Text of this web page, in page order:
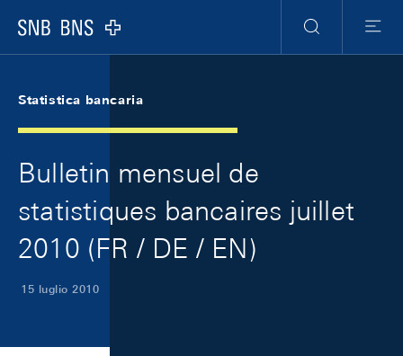
Logo
Ricerca
Menu
Statistica bancaria
Bulletin mensuel de
statistiques bancaires juillet
2010 (FR / DE / EN)
15 luglio 2010